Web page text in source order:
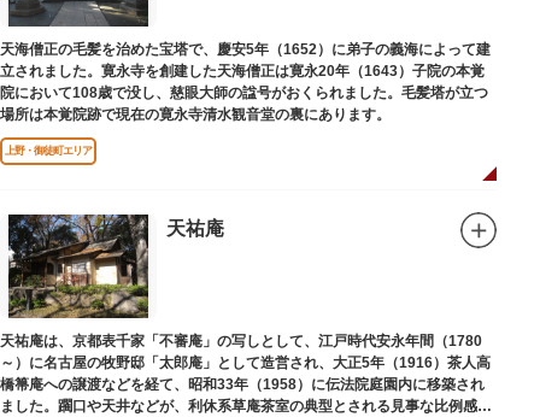
天海僧正の毛髪を治めた宝塔で、慶安5年（1652）に弟子の義海によって建
立されました。寛永寺を創建した天海僧正は寛永20年（1643）子院の本覚
院において108歳で没し、慈眼大師の諡号がおくられました。毛髪塔が立つ
場所は本覚院跡で現在の寛永寺清水観音堂の裏にあります。
上野・御徒町エリア
天祐庵
天祐庵は、京都表千家「不審庵」の写しとして、江戸時代安永年間（1780
～）に名古屋の牧野邸「太郎庵」として造営され、大正5年（1916）茶人高
橋箒庵への譲渡などを経て、昭和33年（1958）に伝法院庭園内に移築され
ました。躙口や天井などが、利休系草庵茶室の典型とされる見事な比例感を